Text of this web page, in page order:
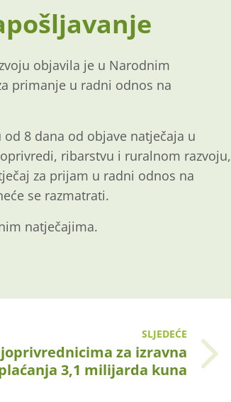
objavila je u Narodnim
primanje u radni odnos na
8 dana od objave natječaja u
ribarstvu i ruralnom razvoju,
za prijam u radni odnos na
se razmatrati.
natječajima.
SLJEDEĆE
za izravna
3,1 milijarda kuna